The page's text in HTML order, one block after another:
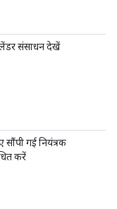
संसाधन देखें
गई नियंत्रक
करें